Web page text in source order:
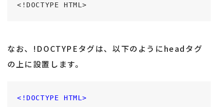
<!DOCTYPE HTML>
なお、!DOCTYPEタグは、以下のようにheadタグ
の上に設置します。
<!DOCTYPE HTML>